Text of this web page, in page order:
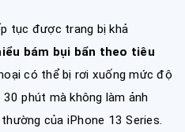
tục được trang bị khả
bám bụi bẩn theo tiêu
có thể bị rơi xuống mức độ
phút mà không làm ảnh
của iPhone 13 Series.